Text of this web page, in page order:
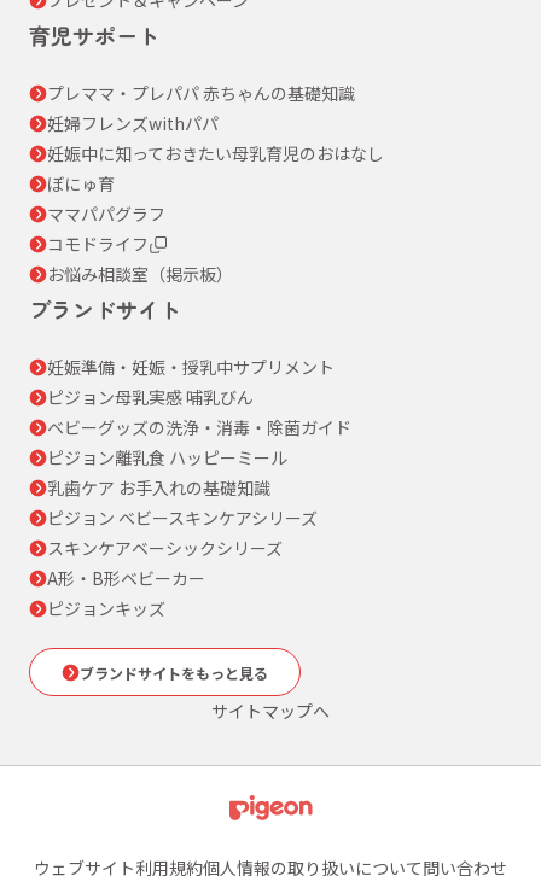
育児サポート
プレママ・プレパパ 赤ちゃんの基礎知識
妊婦フレンズwithパパ
妊娠中に知っておきたい母乳育児のおはなし
ぼにゅ育
ママパパグラフ
コモドライフ
お悩み相談室（掲示板）
ブランドサイト
妊娠準備・妊娠・授乳中サプリメント
ピジョン母乳実感 哺乳びん
ベビーグッズの洗浄・消毒・除菌ガイド
ピジョン離乳食 ハッピーミール
乳歯ケア お手入れの基礎知識
ピジョン ベビースキンケアシリーズ
スキンケアベーシックシリーズ
A形・B形ベビーカー
ピジョンキッズ
ブランドサイトをもっと見る
サイトマップへ
ウェブサイト利用規約個人情報の取り扱いについて問い合わせ